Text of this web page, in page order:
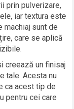
prin pulverizare,
iar textura este
sunt de
care se aplică
creează un finisaj
tale. Acesta nu
ca acest tip de
pentru cei care